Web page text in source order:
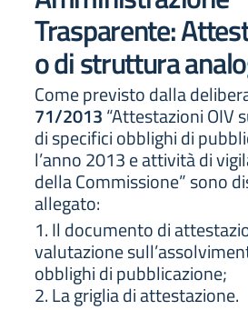
Trasparente:
o di struttura
Come previsto dalla
71/2013“Attestazioni OIV
di specifici obblighi di
l’anno 2013 e attività di
della Commissione” sono
allegato:
1. Il documento di
valutazione
obblighi di pubblicazione;
2. La griglia di attestazione.